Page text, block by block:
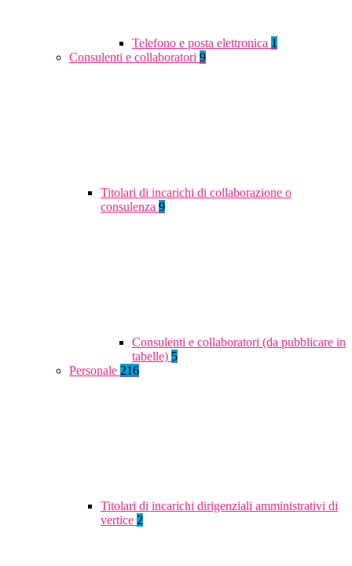
Telefono e posta elettronica 1
Consulenti e collaboratori 9
Titolari di incarichi di collaborazione o
consulenza 9
Consulenti e collaboratori (da pubblicare in
tabelle) 5
Personale 216
Titolari di incarichi dirigenziali amministrativi di
vertice 2